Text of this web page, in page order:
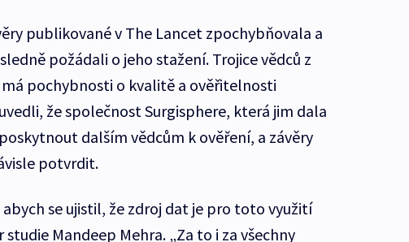
publikované v The Lancet zpochybňovala a
požádali o jeho stažení. Trojice vědců z
má pochybnosti o kvalitě a ověřitelnosti
že společnost Surgisphere, která jim dala
dalším vědcům k ověření, a závěry
potvrdit.
se ujistil, že zdroj dat je pro toto využití
Mandeep Mehra. „Za to i za všechny